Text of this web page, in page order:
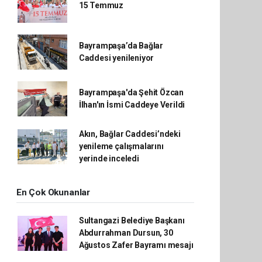
15 Temmuz
Bayrampaşa’da Bağlar
Caddesi yenileniyor
Bayrampaşa'da Şehit Özcan
İlhan'ın İsmi Caddeye Verildi
Akın, Bağlar Caddesi’ndeki
yenileme çalışmalarını
yerinde inceledi
En Çok Okunanlar
Sultangazi Belediye Başkanı
Abdurrahman Dursun, 30
Ağustos Zafer Bayramı mesajı